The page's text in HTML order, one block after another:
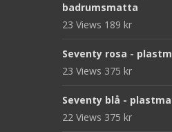
badrumsmatta
23 Views 189 kr
Seventy rosa -
23 Views 375 kr
Seventy blå -
22 Views 375 kr